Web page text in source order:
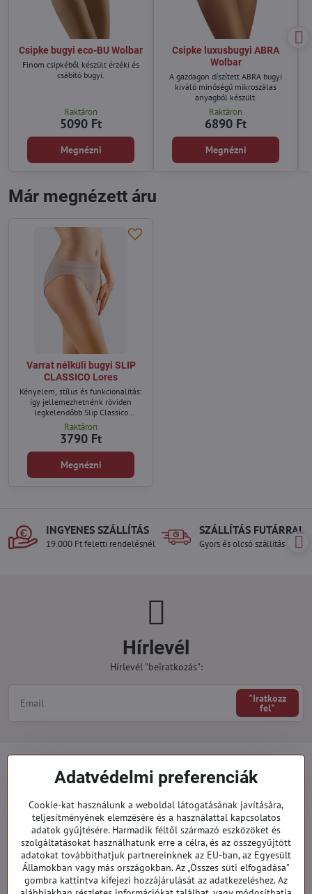
Csipke bugyi eco-BU Wolbar
Finom csipkéből készült érzéki és
csábító bugyi.
Raktáron
5090 Ft
Megnézni
Csipke luxusbugyi ABRA
Wolbar
A gazdagon díszített ABRA bugyi
kiváló minőségű mikroszálas
anyagból készült.
Raktáron
6890 Ft
Megnézni
Már megnézett áru
Varrat nélküli bugyi SLIP
CLASSICO Lores
Kényelem, stílus és funkcionalitás:
így jellemezhetnénk röviden
legkelendőbb Slip Classico
alsónadrágjainkat.
Raktáron
3790 Ft
Megnézni
INGYENES SZÁLLÍTÁS
19.000 Ft feletti rendelésnél
SZÁLLÍTÁS FUTÁRRAL
Gyors és olcsó szállítás
Hírlevél
Hírlevél "beiratkozás":
"Iratkozz
fel"
Minden a vásárlásról
Megrendelések
Kategóriák
919 060 751
Hétfő - Péntek: 09:00 - 15:00 hod.
Adatvédelmi preferenciák
Cookie-kat használunk a weboldal látogatásának javítására,
teljesítményének elemzésére és a használattal kapcsolatos
adatok gyűjtésére. Harmadik féltől származó eszközöket és
szolgáltatásokat használhatunk erre a célra, és az összegyűjtött
adatokat továbbíthatjuk partnereinknek az EU-ban, az Egyesült
Államokban vagy más országokban. Az „Összes süti elfogadása"
gombra kattintva kifejezi hozzájárulását az adatkezeléshez. Az